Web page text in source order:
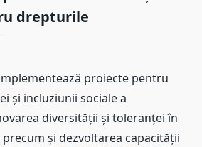
drepturile
proiecte pentru
și incluziunii sociale a
diversității și toleranței în
și dezvoltarea capacității